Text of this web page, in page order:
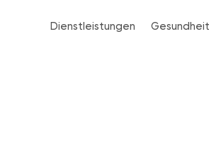
Dienstleistungen Gesundheit